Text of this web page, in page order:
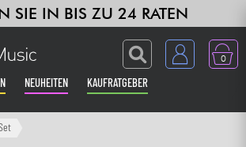
SIE IN BIS ZU 24 RATEN
0
NEUHEITEN KAUFRATGEBER